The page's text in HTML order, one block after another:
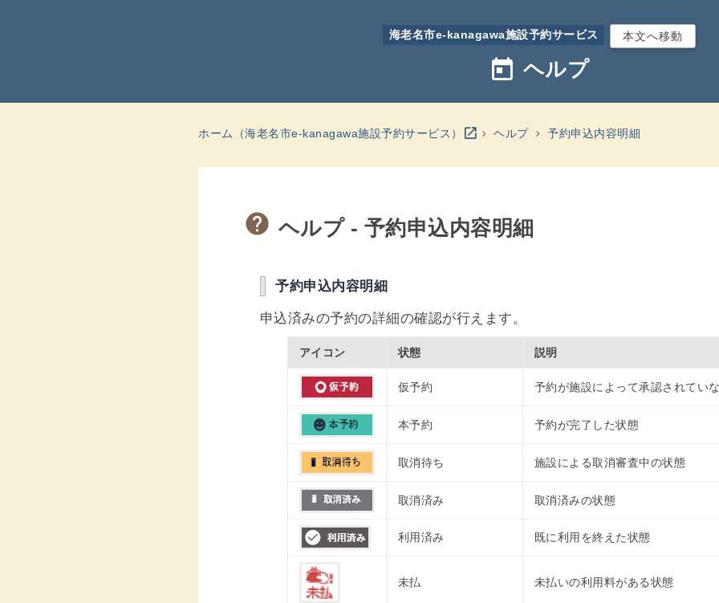
海老名市e-kanagawa施設予約サービス 本文へ移動
today ヘルプ
ホーム（海老名市e-kanagawa施設予約サービス） open_in_new ヘルプ 予約申込内容明細
ヘルプ - 予約申込内容明細
予約申込内容明細
申込済みの予約の詳細の確認が行えます。
アイコン 状態 説明
仮予約 予約が施設によって承認されてい
本予約 予約が完了した状態
取消待ち 施設による取消審査中の状態
取消済み 取消済みの状態
利用済み 既に利用を終えた状態
未払 未払いの利用料がある状態